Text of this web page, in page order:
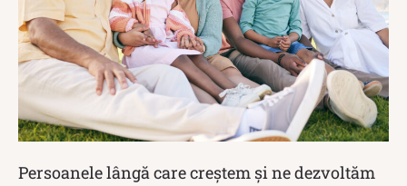
Persoanele lângă care creștem și ne dezvoltăm